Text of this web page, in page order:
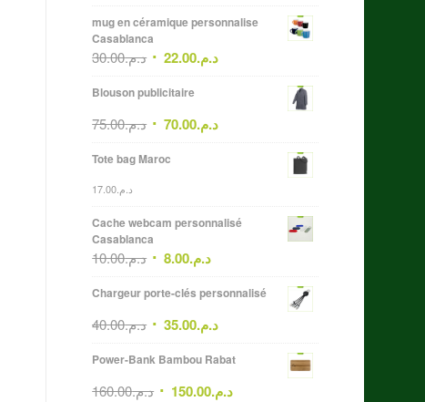
mug en céramique personnalise
Casablanca
د.م.30.00 د.م.22.00
Blouson publicitaire
د.م.75.00 د.م.70.00
Tote bag Maroc
د.م. 17.00
Cache webcam personnalisé
Casablanca
د.م.10.00 د.م.8.00
Chargeur porte-clés personnalisé
د.م.40.00 د.م.35.00
Power-Bank Bambou Rabat
د.م.160.00 د.م.150.00